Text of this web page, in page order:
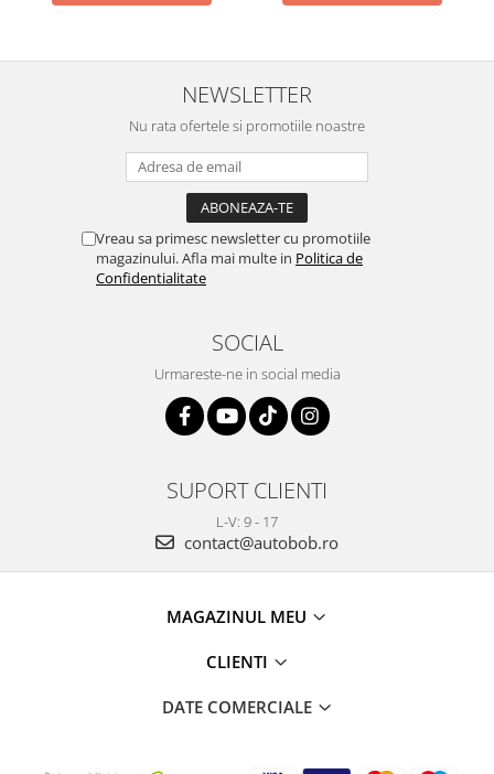
NEWSLETTER
Nu rata ofertele si promotiile noastre
Vreau sa primesc newsletter cu promotiile
magazinului. Afla mai multe in Politica de
Confidentialitate
SOCIAL
Urmareste-ne in social media
SUPORT CLIENTI
L-V: 9 - 17
contact@autobob.ro
MAGAZINUL MEU
CLIENTI
DATE COMERCIALE